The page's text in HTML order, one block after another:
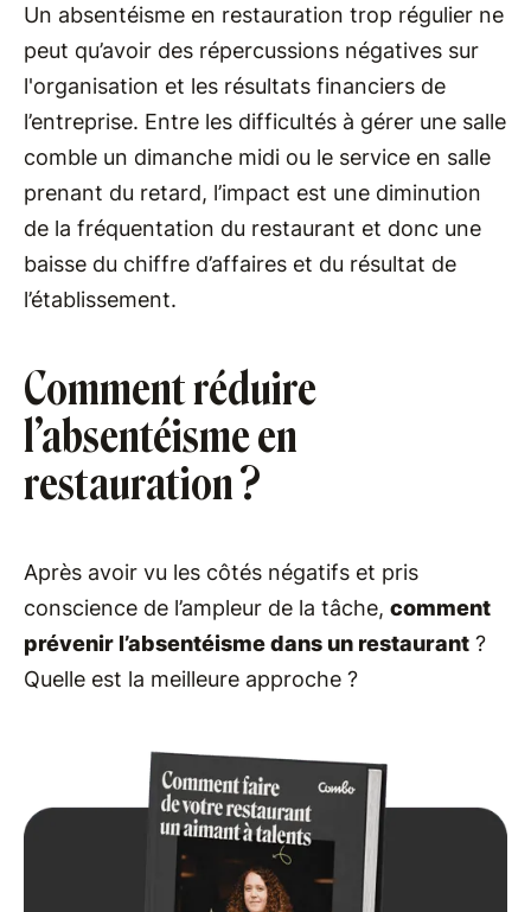
Un absentéisme en restauration trop régulier ne
peut qu’avoir des répercussions négatives sur
l'organisation et les résultats financiers de
l’entreprise. Entre les difficultés à gérer une salle
comble un dimanche midi ou le service en salle
prenant du retard, l’impact est une diminution
de la fréquentation du restaurant et donc une
baisse du chiffre d’affaires et du résultat de
l’établissement.
Comment réduire
l’absentéisme en
restauration ?
Après avoir vu les côtés négatifs et pris
conscience de l’ampleur de la tâche, comment
prévenir l’absentéisme dans un restaurant ?
Quelle est la meilleure approche ?